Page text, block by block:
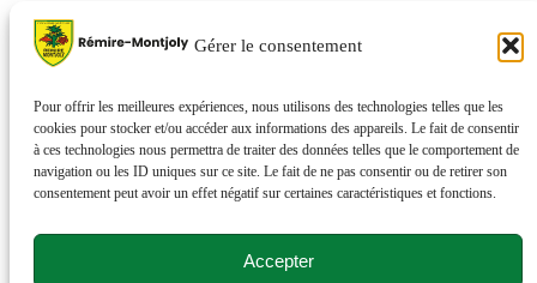
Gérer le consentement
Pour offrir les meilleures expériences, nous utilisons des technologies telles que les
cookies pour stocker et/ou accéder aux informations des appareils. Le fait de consentir
à ces technologies nous permettra de traiter des données telles que le comportement de
navigation ou les ID uniques sur ce site. Le fait de ne pas consentir ou de retirer son
consentement peut avoir un effet négatif sur certaines caractéristiques et fonctions.
Accepter
Newsletter
nouvelles de votre commune.